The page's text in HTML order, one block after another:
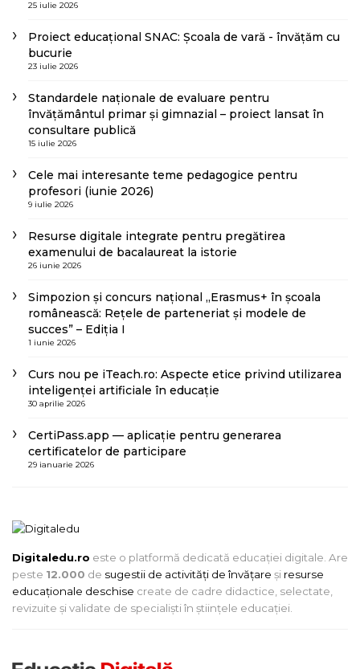
25 iulie 2026
Proiect educațional SNAC: Școala de vară - învățăm cu
bucurie
23 iulie 2026
Standardele naționale de evaluare pentru
învățământul primar și gimnazial – proiect lansat în
consultare publică
15 iulie 2026
Cele mai interesante teme pedagogice pentru
profesori (iunie 2026)
9 iulie 2026
Resurse digitale integrate pentru pregătirea
examenului de bacalaureat la istorie
26 iunie 2026
Simpozion și concurs național „Erasmus+ în școala
românească: Rețele de parteneriat și modele de
succes” – Ediția I
1 iunie 2026
Curs nou pe iTeach.ro: Aspecte etice privind utilizarea
inteligenței artificiale în educație
30 aprilie 2026
CertiPass.app — aplicație pentru generarea
certificatelor de participare
29 ianuarie 2026
Digitaledu.ro este o platformă dedicată educației digitale. Are
peste 12.000 de sugestii de activități de învățare și resurse
educaționale deschise create de cadre didactice, selectate,
revizuite și validate de specialiști în științele educației.